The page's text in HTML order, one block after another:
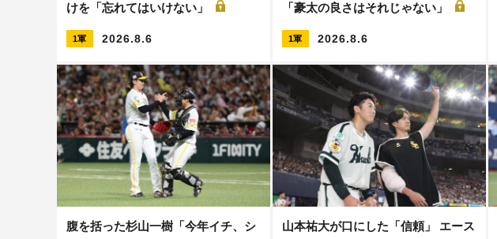
けを「忘れてはいけない」
1軍 2026.8.6
「豪太の良さはそれじゃない」
1軍 2026.8.6
腹を括った杉山一樹「今年イチ、シ
山本祐大が口にした「信頼」 エース